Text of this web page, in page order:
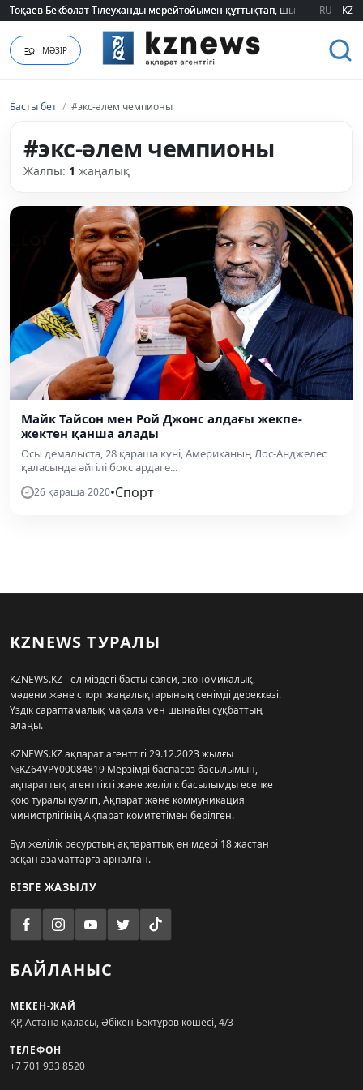
Тоқаев Бекболат Тілеуханды мерейтойымен құттықтап, шығармашылық
Тоқаев Бекболат Тілеуханды мерейтойымен құттықтап, шығармашылық
RU KZ
МӘЗІР
Басты бет / #экс-әлем чемпионы
#экс-әлем чемпионы
Жалпы: 1 жаңалық
Майк Тайсон мен Рой Джонс алдағы жекпе-
жектен қанша алады
Осы демалыста, 28 қараша күні, Американың Лос-Анджелес
қаласында әйгілі бокс ардаге...
26 қараша 2020•Спорт
KZNEWS ТУРАЛЫ
KZNEWS.KZ - еліміздегі басты саяси, экономикалық,
мәдени және спорт жаңалықтарының сенімді дереккөзі.
Үздік сараптамалық мақала мен шынайы сұқбаттың
алаңы.
KZNEWS.KZ ақпарат агенттігі 29.12.2023 жылғы
№KZ64VPY00084819 Мерзімді баспасөз басылымын,
ақпараттық агенттікті және желілік басылымды есепке
қою туралы куәлігі, Ақпарат және коммуникация
министрлігінің Ақпарат комитетімен берілген.
Бұл желілік ресурстың ақпараттық өнімдері 18 жастан
асқан азаматтарға арналған.
БІЗГЕ ЖАЗЫЛУ
БАЙЛАНЫС
МЕКЕН-ЖАЙ
ҚР, Астана қаласы, Әбікен Бектұров көшесі, 4/3
ТЕЛЕФОН
+7 701 933 8520